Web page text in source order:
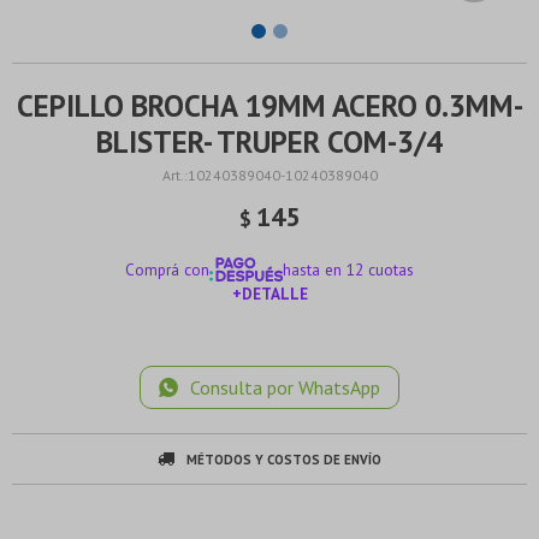
CEPILLO BROCHA 19MM ACERO 0.3MM-
BLISTER- TRUPER COM-3/4
10240389040-10240389040
$ 145
Comprá con
hasta en 12 cuotas
+DETALLE
Consulta por WhatsApp
MÉTODOS Y COSTOS DE ENVÍO